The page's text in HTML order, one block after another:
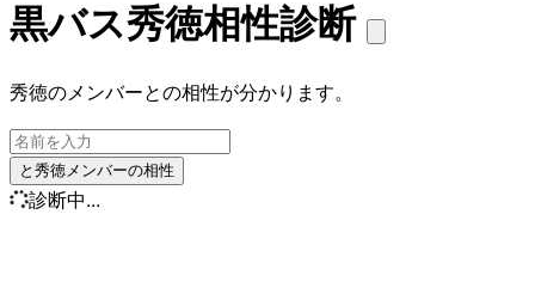
黒バス秀徳相性診断
秀徳のメンバーとの相性が分かります。
と秀徳メンバーの相性
診断中...